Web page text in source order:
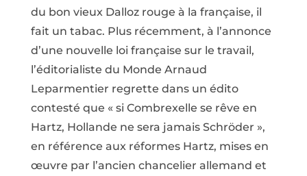
du bon vieux Dalloz rouge à la française, il
fait un tabac. Plus récemment, à l’annonce
d’une nouvelle loi française sur le travail,
l’éditorialiste du Monde Arnaud
Leparmentier regrette dans un édito
contesté que « si Combrexelle se rêve en
Hartz, Hollande ne sera jamais Schröder »,
en référence aux réformes Hartz, mises en
œuvre par l’ancien chancelier allemand et